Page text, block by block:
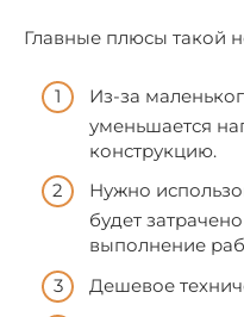
Главные плюсы такой
Из-за
уменьшается
конструкцию.
Нужно
будет
выполнение
Дешевое